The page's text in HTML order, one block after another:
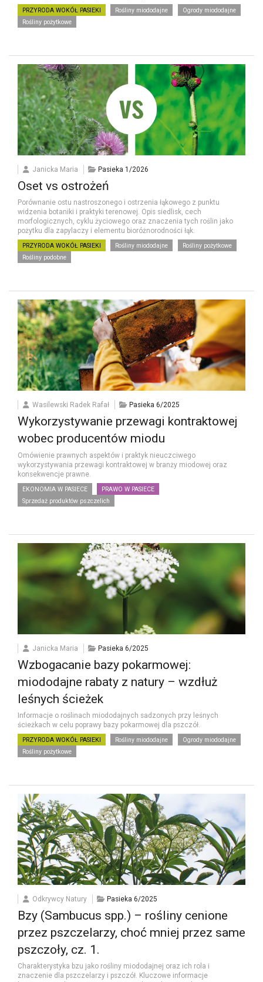
PRZYRODA WOKÓŁ PASIEKI Rośliny miododajne
Ogrody miododajne
Rośliny pożytkowe
Janicka Maria Pasieka 1/2026
Oset vs ostrożeń
Porównanie ostu nastroszonego i ostrzenia łąkowego z punktu
widzenia botaniki i praktyki terenowej. Opis siedlisk, cech
morfologicznych, cyklu życiowego oraz znaczenia tych roślin jako
pożytku dla zapylaczy i elementu bioróżnorodności łąk.
PRZYRODA WOKÓŁ PASIEKI Rośliny miododajne
Rośliny pożytkowe
Rośliny podobne
Wasilewski Radek Rafał Pasieka 6/2025
Wykorzystywanie przewagi kontraktowej
wobec producentów miodu
Omówienie prawnych aspektów i praktyk nieuczciwego
wykorzystywania przewagi kontraktowej w branży miodowej oraz
konsekwencje prawne.
EKONOMIA W PASIECE
PRAWO W PASIECE
Sprzedaż produktów pszczelich
Janicka Maria Pasieka 6/2025
Wzbogacanie bazy pokarmowej:
miododajne rabaty z natury – wzdłuż
leśnych ścieżek
Informacje o roślinach miododajnych sadzonych przy leśnych
ścieżkach w celu poprawy bazy pokarmowej dla pszczół.
PRZYRODA WOKÓŁ PASIEKI Rośliny miododajne
Ogrody miododajne
Rośliny pożytkowe
Odkrywcy Natury Pasieka 6/2025
Bzy (Sambucus spp.) – rośliny cenione
przez pszczelarzy, choć mniej przez same
pszczoły, cz. 1.
Charakterystyka bzu jako rośliny miododajnej oraz ich rola i
znaczenie dla pszczelarzy i pszczół. Kluczowe informacje